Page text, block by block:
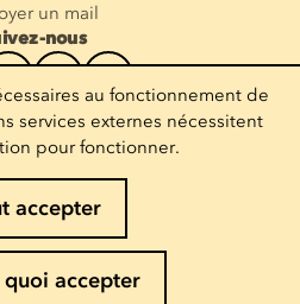
un mail
nous
la newsletter
votre mail
au fonctionnement de
services externes nécessitent
pour fonctionner.
accepter
accepter